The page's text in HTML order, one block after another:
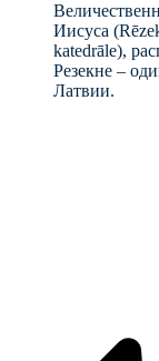
Иисуса
katedrāle),
Резекне –
Латвии.